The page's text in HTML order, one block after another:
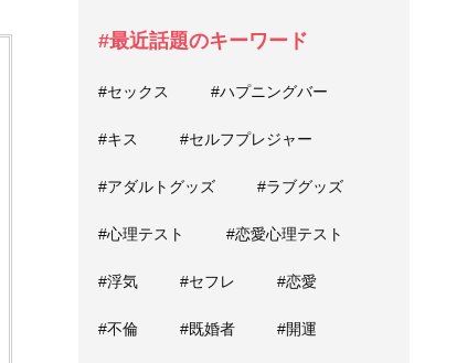
#最近話題のキーワード
#セックス #ハプニングバー
#キス #セルフプレジャー
#アダルトグッズ #ラブグッズ
#心理テスト #恋愛心理テスト
#浮気 #セフレ #恋愛
#不倫 #既婚者 #開運